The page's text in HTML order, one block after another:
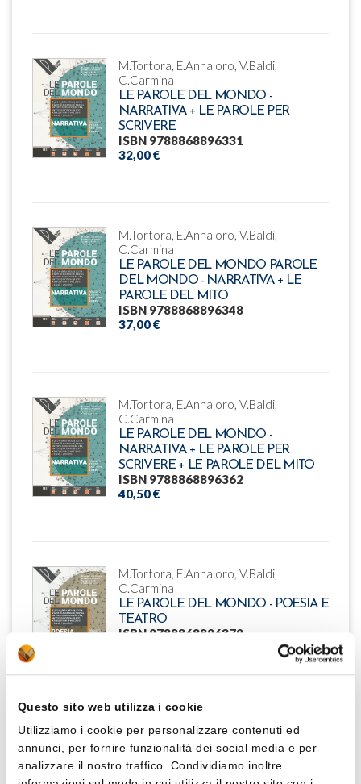
Questo sito web utilizza i cookie
Utilizziamo i cookie per personalizzare contenuti ed
annunci, per fornire funzionalità dei social media e per
analizzare il nostro traffico. Condividiamo inoltre
M.Tortora, E.Annaloro, V.Baldi,
C.Carmina
LE PAROLE DEL MONDO -
NARRATIVA + LE PAROLE PER
SCRIVERE
ISBN 9788868896331
32,00 €
M.Tortora, E.Annaloro, V.Baldi,
C.Carmina
LE PAROLE DEL MONDO PAROLE
DEL MONDO - NARRATIVA + LE
PAROLE DEL MITO
ISBN 9788868896348
37,00 €
M.Tortora, E.Annaloro, V.Baldi,
C.Carmina
LE PAROLE DEL MONDO -
NARRATIVA + LE PAROLE PER
SCRIVERE + LE PAROLE DEL MITO
ISBN 9788868896362
40,50 €
M.Tortora, E.Annaloro, V.Baldi,
C.Carmina
LE PAROLE DEL MONDO - POESIA E
TEATRO
ISBN 9788868896379
M.Tortora, E.Annaloro, V.Baldi,
C.Carmina
LE PAROLE DEL MONDO - LA